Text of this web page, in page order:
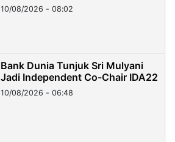
10/08/2026 - 08:02
Bank Dunia Tunjuk Sri Mulyani
Jadi Independent Co-Chair IDA22
10/08/2026 - 06:48